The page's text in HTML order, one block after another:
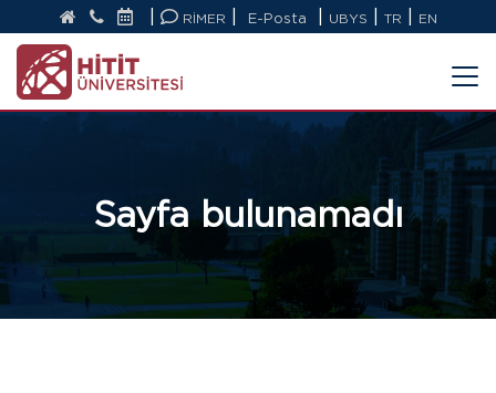
RİMER E-Posta UBYS TR EN
Sayfa bulunamadı